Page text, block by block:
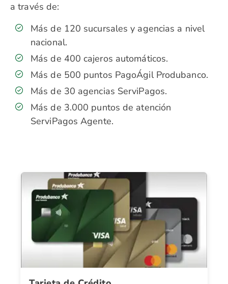
a través de:
Más de 120 sucursales y agencias a nivel
nacional.
Más de 400 cajeros automáticos.
Más de 500 puntos PagoÁgil Produbanco.
Más de 30 agencias ServiPagos.
Más de 3.000 puntos de atención
ServiPagos Agente.